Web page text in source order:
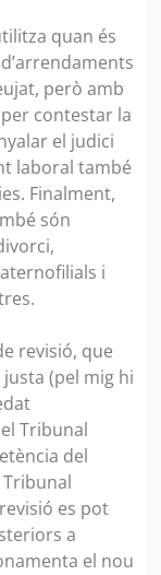
quan és
però amb
contestar la
el judici
laboral també
Finalment,
són
i
revisió, que
(pel mig hi
Tribunal
del
Tribunal
es pot
a
el nou